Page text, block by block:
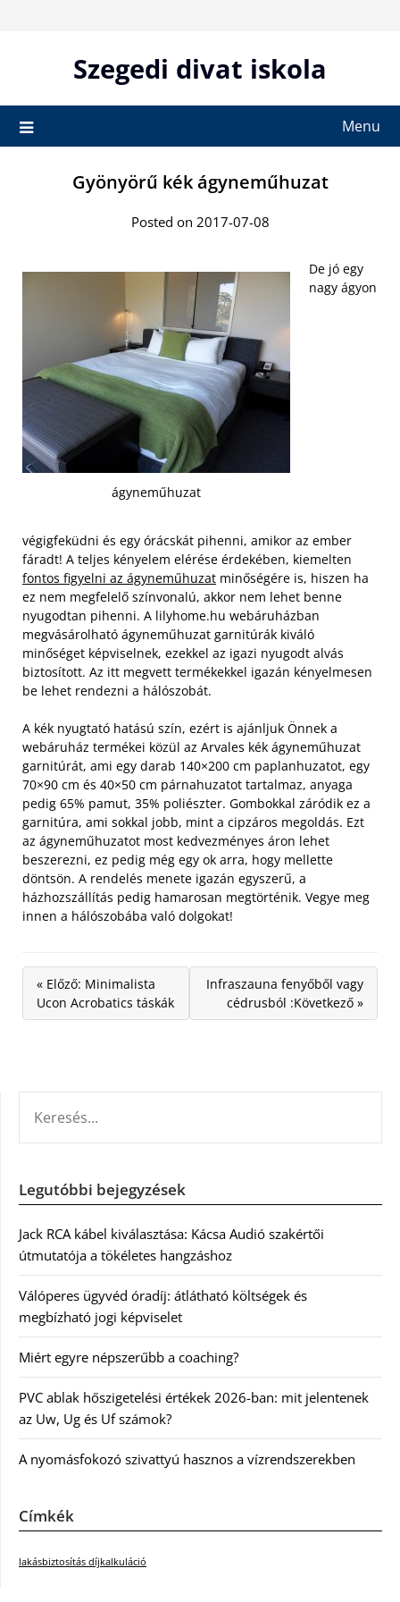
Szegedi divat iskola
Menu
Gyönyörű kék ágyneműhuzat
Posted on 2017-07-08
ágyneműhuzat
De jó egy
nagy ágyon
végigfeküdni és egy órácskát pihenni, amikor az ember
fáradt! A teljes kényelem elérése érdekében, kiemelten
fontos figyelni az ágyneműhuzat minőségére is, hiszen ha
ez nem megfelelő színvonalú, akkor nem lehet benne
nyugodtan pihenni. A lilyhome.hu webáruházban
megvásárolható ágyneműhuzat garnitúrák kiváló
minőséget képviselnek, ezekkel az igazi nyugodt alvás
biztosított. Az itt megvett termékekkel igazán kényelmesen
be lehet rendezni a hálószobát.
A kék nyugtató hatású szín, ezért is ajánljuk Önnek a
webáruház termékei közül az Arvales kék ágyneműhuzat
garnitúrát, ami egy darab 140×200 cm paplanhuzatot, egy
70×90 cm és 40×50 cm párnahuzatot tartalmaz, anyaga
pedig 65% pamut, 35% poliészter. Gombokkal záródik ez a
garnitúra, ami sokkal jobb, mint a cipzáros megoldás. Ezt
az ágyneműhuzatot most kedvezményes áron lehet
beszerezni, ez pedig még egy ok arra, hogy mellette
döntsön. A rendelés menete igazán egyszerű, a
házhozszállítás pedig hamarosan megtörténik. Vegye meg
innen a hálószobába való dolgokat!
« Előző: Minimalista
Ucon Acrobatics táskák
Infraszauna fenyőből vagy
cédrusból :Következő »
Legutóbbi bejegyzések
Jack RCA kábel kiválasztása: Kácsa Audió szakértői
útmutatója a tökéletes hangzáshoz
Válóperes ügyvéd óradíj: átlátható költségek és
megbízható jogi képviselet
Miért egyre népszerűbb a coaching?
PVC ablak hőszigetelési értékek 2026-ban: mit jelentenek
az Uw, Ug és Uf számok?
A nyomásfokozó szivattyú hasznos a vízrendszerekben
Címkék
lakásbiztosítás díjkalkuláció